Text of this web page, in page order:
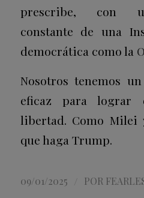
prescribe, con
constante de una
democrática como la
Nosotros tenemos
eficaz para lograr
libertad. Como Milei
que haga Trump.
09/01/2025 POR